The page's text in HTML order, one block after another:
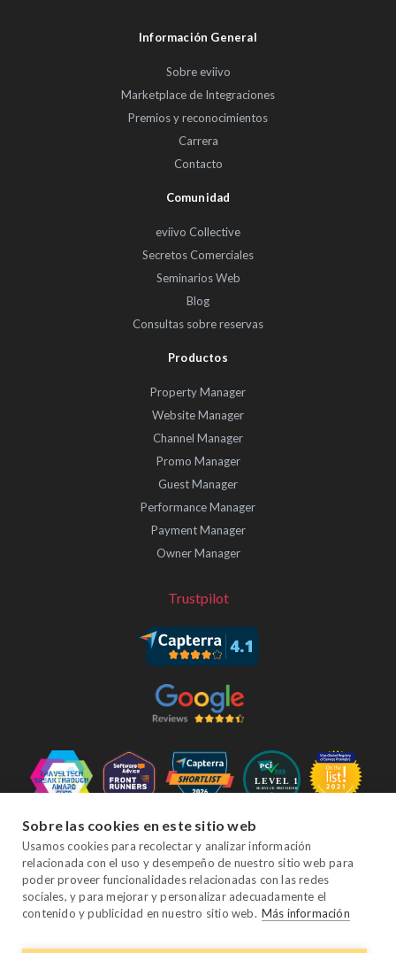
Información General
Sobre eviivo
Marketplace de Integraciones
Premios y reconocimientos
Carrera
Contacto
Comunidad
eviivo Collective
Secretos Comerciales
Seminarios Web
Blog
Consultas sobre reservas
Productos
Property Manager
Website Manager
Channel Manager
Promo Manager
Guest Manager
Performance Manager
Payment Manager
Owner Manager
Trustpilot
FacebookTwitter YouTube InstagramLinkedIn
Sobre las cookies en este sitio web
Usamos cookies para recolectar y analizar información
relacionada con el uso y desempeño de nuestro sitio web para
poder proveer funcionalidades relacionadas con las redes
sociales, y para mejorar y personalizar adecuadamente el
contenido y publicidad en nuestro sitio web. Más información